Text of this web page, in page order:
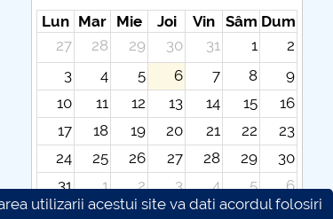
Lun Mar Mie Joi Vin Sâm Dum
27
28 29 30 31 1
2
3
4 5 6 7 8
9
10
11 12 13 14 15
16
17
18 19 20 21 22
23
24
25 26 27 28 29
30
31
1 2 3 4 5
6
utilizarii acestui site va dati acordul folosiri